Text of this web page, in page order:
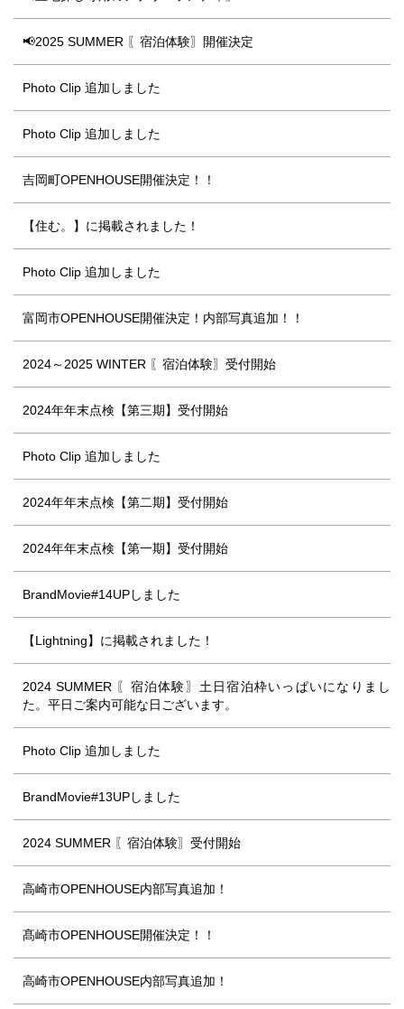
📢2025 SUMMER 〖宿泊体験〗開催決定
Photo Clip 追加しました
Photo Clip 追加しました
吉岡町OPENHOUSE開催決定！！
【住む。】に掲載されました！
Photo Clip 追加しました
富岡市OPENHOUSE開催決定！内部写真追加！！
2024～2025 WINTER 〖宿泊体験〗受付開始
2024年年末点検【第三期】受付開始
Photo Clip 追加しました
2024年年末点検【第二期】受付開始
2024年年末点検【第一期】受付開始
BrandMovie#14UPしました
【Lightning】に掲載されました！
2024 SUMMER 〖宿泊体験〗土日宿泊枠いっぱいになりまし
た。平日ご案内可能な日ございます。
Photo Clip 追加しました
BrandMovie#13UPしました
2024 SUMMER 〖宿泊体験〗受付開始
高崎市OPENHOUSE内部写真追加！
髙崎市OPENHOUSE開催決定！！
高崎市OPENHOUSE内部写真追加！